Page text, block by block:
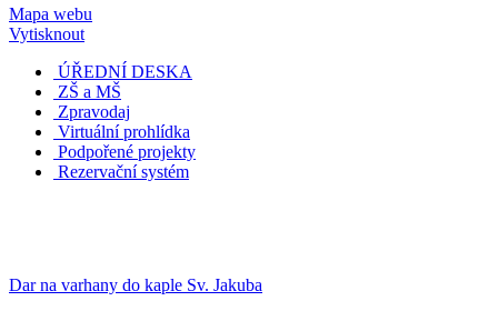
Mapa webu
Vytisknout
ÚŘEDNÍ DESKA
ZŠ a MŠ
Zpravodaj
Virtuální prohlídka
Podpořené projekty
Rezervační systém
Dar na varhany do kaple Sv. Jakuba